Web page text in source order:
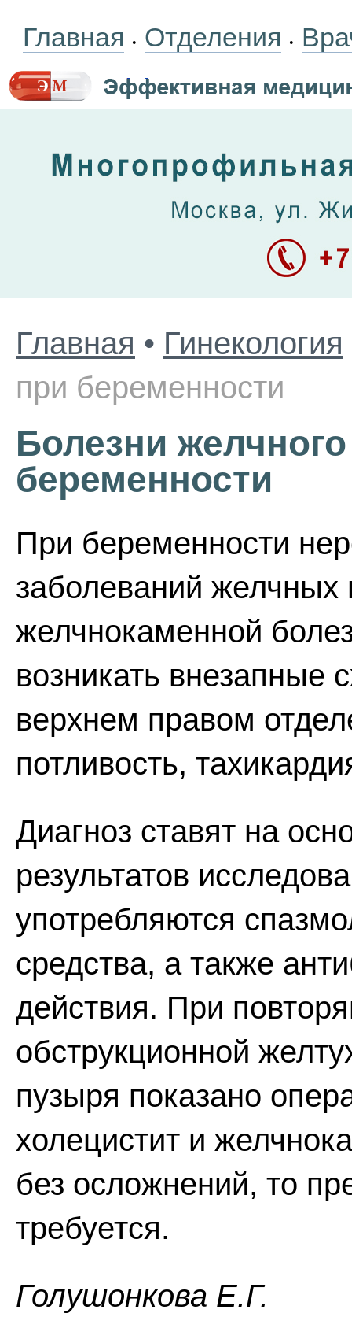
Главная • Отделения •
Главная • Гинекология
при беременности
Болезни
беременности
При беременности
заболеваний желчных
желчнокаменной
возникать внезапные
верхнем правом
потливость,
Диагноз ставят на
результатов
употребляются
средства, а также
действия. При
обструкционной
пузыря показано
холецистит и
без осложнений, то
требуется.
Голушонкова Е.Г.